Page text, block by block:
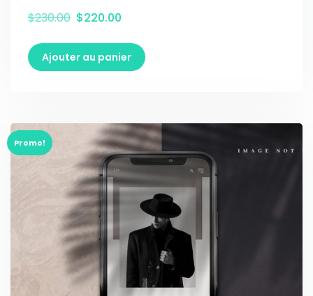
$230.00 $220.00
Ajouter au panier
Promo!